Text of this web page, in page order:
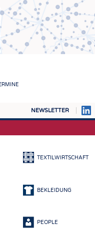
NEWSLETTER
FASERN
GEWEBE
VLIESSTOFFE
TEXTILWIRTSCHAFT
BEKLEIDUNG
PEOPLE